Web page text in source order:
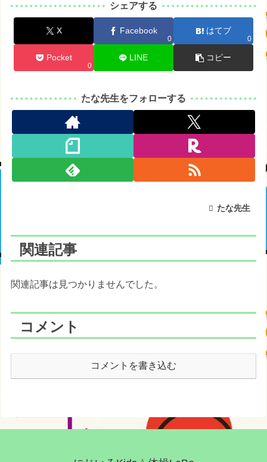
シェアする
X Facebook
0
はてブ
0
Pocket
0
LINE コピー
たな先生をフォローする
たな先生
関連記事
関連記事は見つかりませんでした。
コメント
コメントを書き込む